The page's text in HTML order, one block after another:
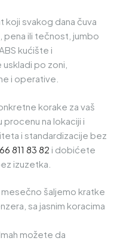
koji svakog dana čuva
pena ili tečnost, jumbo
kućište i
po zoni,
i operative.
korake za vaš
procenu na lokaciji i
i standardizacije bez
811 83 82 i dobićete
izuzetka.
šaljemo kratke
sa jasnim koracima
možete da